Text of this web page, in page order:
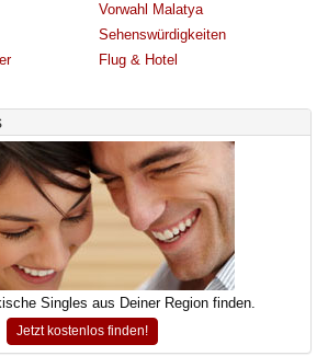
Vorwahl Malatya
Sehenswürdigkeiten
Flug & Hotel
Singles aus Deiner Region finden.
Jetzt kostenlos finden!